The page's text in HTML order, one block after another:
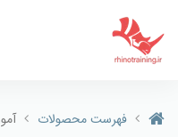
فهرست محصولات